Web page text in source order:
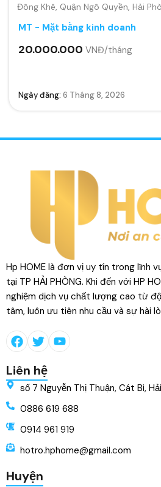
Đông Khê, Quận Ngô Quyền, Hải
MT - Mặt bằng kinh doanh
20.000.000 VNĐ/tháng
Ngày đăng: 6 Tháng 8, 2026
Hp HOME là đơn vị uy tín trong lĩnh
tại TP HẢI PHÒNG. Khi đến với HP
nghiệm dịch vụ chất lượng cao từ
tâm, luôn ưu tiên nhu cầu và sự hài
Liên hệ
số 7 Nguyễn Thị Thuận, Cát Bi,
0886 619 688
0914 961 919
hotro.hphome@gmail.com
Huyện